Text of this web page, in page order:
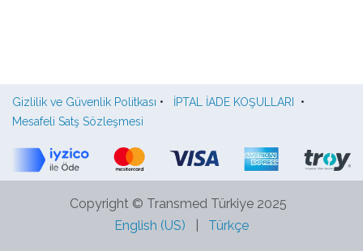
Gizlilik ve Güvenlik Politkası • İPTAL İADE KOŞULLARI
•
Mesafeli Satş Sözleşmesi
Copyright © Transmed Türkiye 2025
English (US)
Türkçe